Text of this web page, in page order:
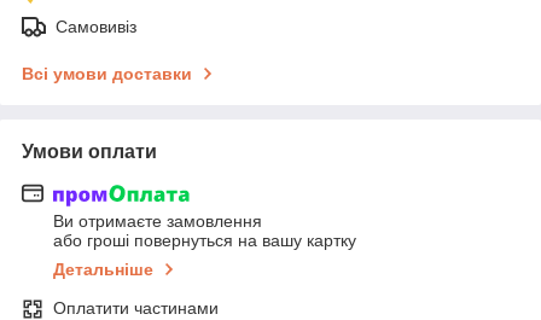
Самовивіз
Всі умови доставки
Умови оплати
Ви отримаєте замовлення
або гроші повернуться на вашу картку
Детальніше
Оплатити частинами